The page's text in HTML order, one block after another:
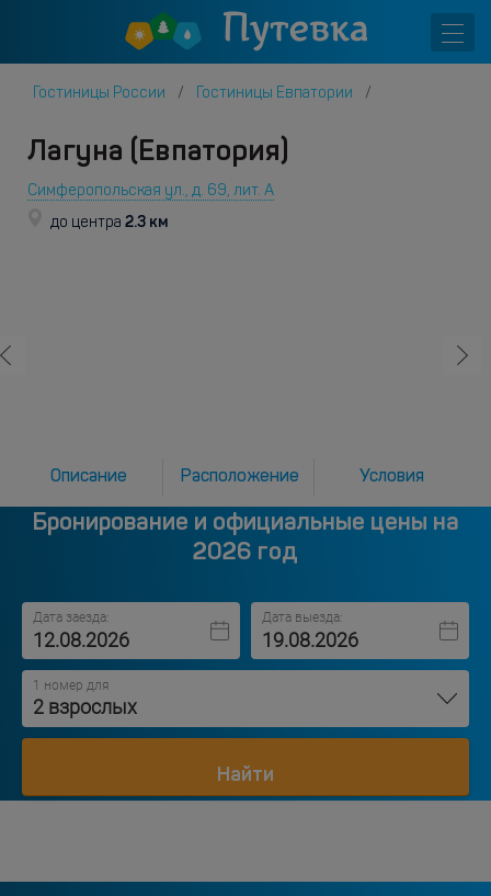
Гостиницы России Гостиницы Евпатории
Лагуна (Евпатория)
Симферопольская ул., д. 69, лит. А
до центра 2.3 км
Описание Расположение Условия
Бронирование и официальные цены на
2026 год
Дата заезда: Дата выезда:
1 номер для
2 взрослых
Найти